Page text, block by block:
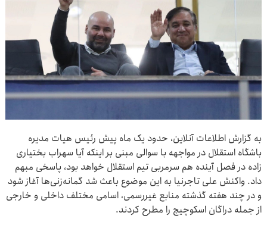
به گزارش اطلاعات آنلاین، حدود یک ماه پیش رئیس هیات مدیره
باشگاه استقلال در مواجهه با سوالی مبنی بر اینکه آیا سهراب بختیاری
زاده در فصل آینده هم سرمربی تیم استقلال خواهد بود، پاسخی مبهم
داد. واکنش علی تاجرنیا به این موضوع باعث شد گمانه‌زنی‌ها آغاز شود
و در چند هفته گذشته منابع غیررسمی، اسامی مختلف داخلی و خارجی
از جمله دراگان اسکوچیچ را مطرح کردند.